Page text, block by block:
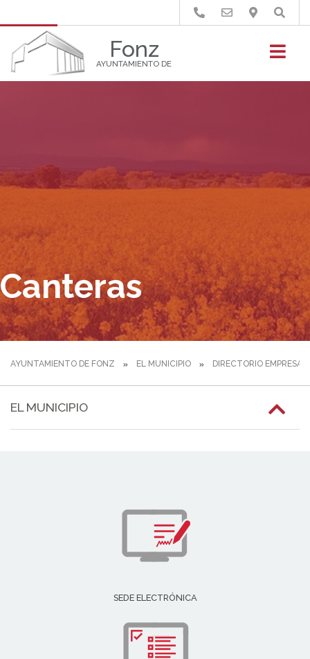
Fonz
AYUNTAMIENTO DE
Buscar
Canteras
AYUNTAMIENTO DE FONZ EL MUNICIPIO DIRECTORIO
EL MUNICIPIO
SEDE ELECTRÓNICA